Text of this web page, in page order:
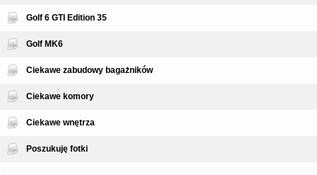
Golf 6 GTI Edition 35
Golf MK6
Ciekawe zabudowy bagażników
Ciekawe komory
Ciekawe wnętrza
Poszukuję fotki